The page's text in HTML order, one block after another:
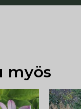
myös